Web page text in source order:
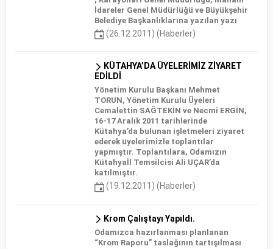
İdareler Genel Müdürlüğü ve Büyükşehir
Belediye Başkanlıklarına yazılan yazı
(26.12.2011) (Haberler)
KÜTAHYA’DA ÜYELERİMİZ ZİYARET
EDİLDİ
Yönetim Kurulu Başkanı Mehmet
TORUN, Yönetim Kurulu Üyeleri
Cemalettin SAĞTEKİN ve Necmi ERGİN,
16-17 Aralık 2011 tarihlerinde
Kütahya’da bulunan işletmeleri ziyaret
ederek üyelerimizle toplantılar
yapmıştır. Toplantılara, Odamızın
Kütahyaİl Temsilcisi Ali UÇAR’da
katılmıştır.
(19.12.2011) (Haberler)
Krom Çalıştayı Yapıldı.
Odamızca hazırlanması planlanan
“Krom Raporu” taslağının tartışılması